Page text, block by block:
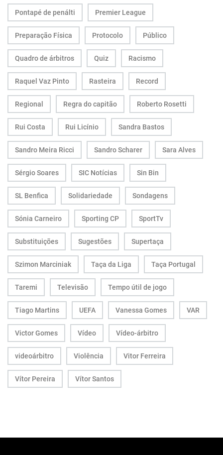
Pontapé de penálti Premier League
Preparação Física Protocolo Público
Quadro de árbitros Quiz Racismo
Raquel Vaz Pinto Rasteira Record
Regional Regra do capitão Roberto Rosetti
Rui Costa Rui Licínio Sandra Bastos
Sandro Meira Ricci Sandro Scharer Sara Alves
Sérgio Soares SIC Notícias Sin Bin
SL Benfica Solidariedade Sondagens
Sónia Carneiro Sporting CP SportTv
Substituições Sugestões Supertaça
Szimon Marciniak Taça da Liga Taça Portugal
Taremi Televisão Tempo útil de jogo
Tiago Martins UEFA Vanessa Gomes VAR
Victor Gomes Vídeo Vídeo-árbitro
videoárbitro Violência Vitor Ferreira
Vítor Pereira Vítor Santos